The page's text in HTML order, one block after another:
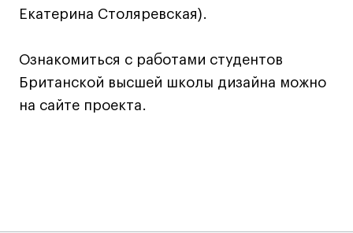
Живые проекты
Участие в выставках
Летние стажировки
Екатерина Столяревская).
Ознакомиться с работами студентов
Британской высшей школы дизайна можно
на сайте проекта.